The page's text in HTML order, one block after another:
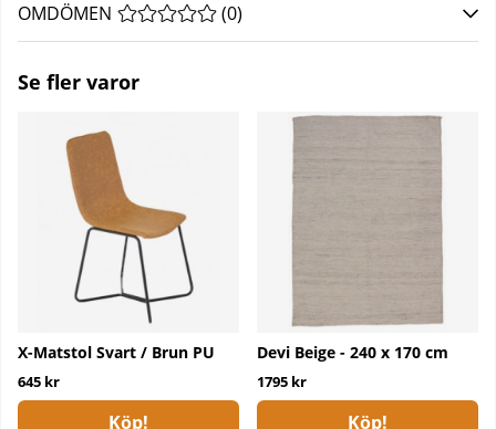
OMDÖMEN MEDELBETYG 0 AV 5 ANTAL BETYG 0
(0)
Se fler varor
X-Matstol Svart / Brun PU
645 kr
Köp!
Devi Beige - 240 x 170 cm
1795 kr
Köp!